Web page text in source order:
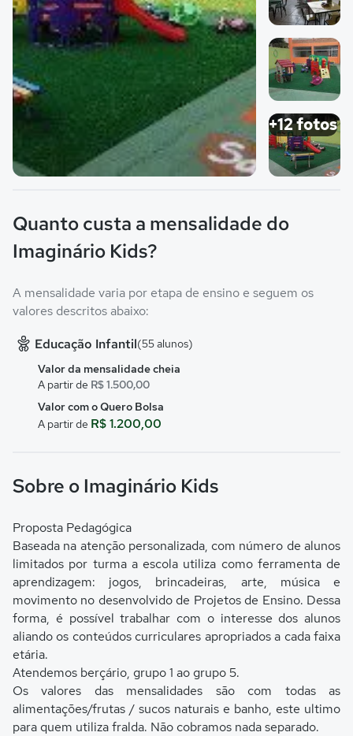
Imagem 2
Imagem 3
+12 fotos
Quanto custa a mensalidade do
Imaginário Kids?
A mensalidade varia por etapa de ensino e seguem os
valores descritos abaixo:
Educação Infantil(55 alunos)
Valor da mensalidade cheia
A partir de R$ 1.500,00
Valor com o Quero Bolsa
A partir de R$ 1.200,00
Sobre o Imaginário Kids
Proposta Pedagógica
Baseada na atenção personalizada, com número de alunos
limitados por turma a escola utiliza como ferramenta de
aprendizagem: jogos, brincadeiras, arte, música e
movimento no desenvolvido de Projetos de Ensino. Dessa
forma, é possível trabalhar com o interesse dos alunos
aliando os conteúdos curriculares apropriados a cada faixa
etária.
Atendemos berçário, grupo 1 ao grupo 5.
Os valores das mensalidades são com todas as
alimentações/frutas / sucos naturais e banho, este ultimo
para quem utiliza fralda. Não cobramos nada separado.